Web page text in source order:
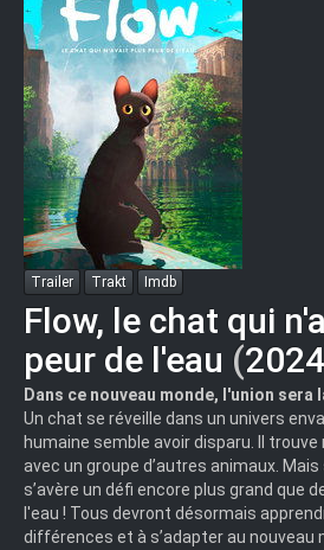
Trailer Trakt Imdb
Flow, le chat qui
peur de l'eau (2024
Dans ce nouveau monde, l'union sera
Un chat se réveille dans un univers
humaine semble avoir disparu. Il
avec un groupe d’autres animaux.
s’avère un défi encore plus grand que
l'eau ! Tous devront désormais
différences et à s’adapter au nouveau